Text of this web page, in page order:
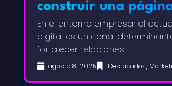
construir una
B2B que fortalezca el
ventas
En el entorno empresarial
digital es un canal
fortalecer relaciones…
agosto 8, 2025 Destacados,